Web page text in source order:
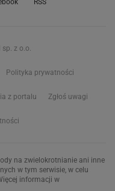
RSS
z o.o.
Polityka prywatności
z portalu Zgłoś uwagi
na zwielokrotnianie ani inne
w tym serwisie, w celu
informacji w